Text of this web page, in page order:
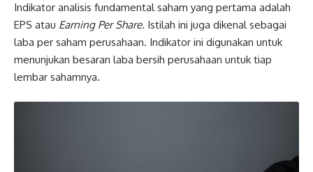
Indikator analisis fundamental saham yang pertama adalah
EPS atau Earning Per Share. Istilah ini juga dikenal sebagai
laba per saham perusahaan. Indikator ini digunakan untuk
menunjukan besaran laba bersih perusahaan untuk tiap
lembar sahamnya.